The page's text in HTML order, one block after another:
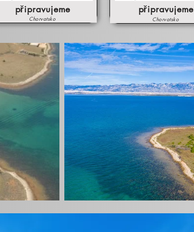
připravujeme
Chorvatsko
připravujeme
Chorvatsko